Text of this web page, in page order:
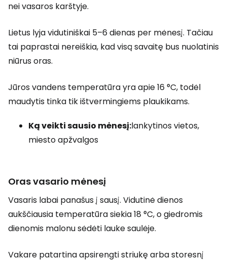
nei vasaros karštyje.
Lietus lyja vidutiniškai 5–6 dienas per mėnesį. Tačiau
tai paprastai nereiškia, kad visą savaitę bus nuolatinis
niūrus oras.
Jūros vandens temperatūra yra apie 16 °C, todėl
maudytis tinka tik ištvermingiems plaukikams.
Ką veikti sausio mėnesį:lankytinos vietos,
miesto apžvalgos
Oras vasario mėnesį
Vasaris labai panašus į sausį. Vidutinė dienos
aukščiausia temperatūra siekia 18 °C, o giedromis
dienomis malonu sėdėti lauke saulėje.
Vakare patartina apsirengti striukę arba storesnį